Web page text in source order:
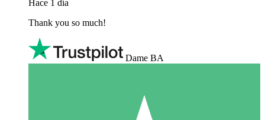
Hace 1 día
Thank you so much!
Dame BA